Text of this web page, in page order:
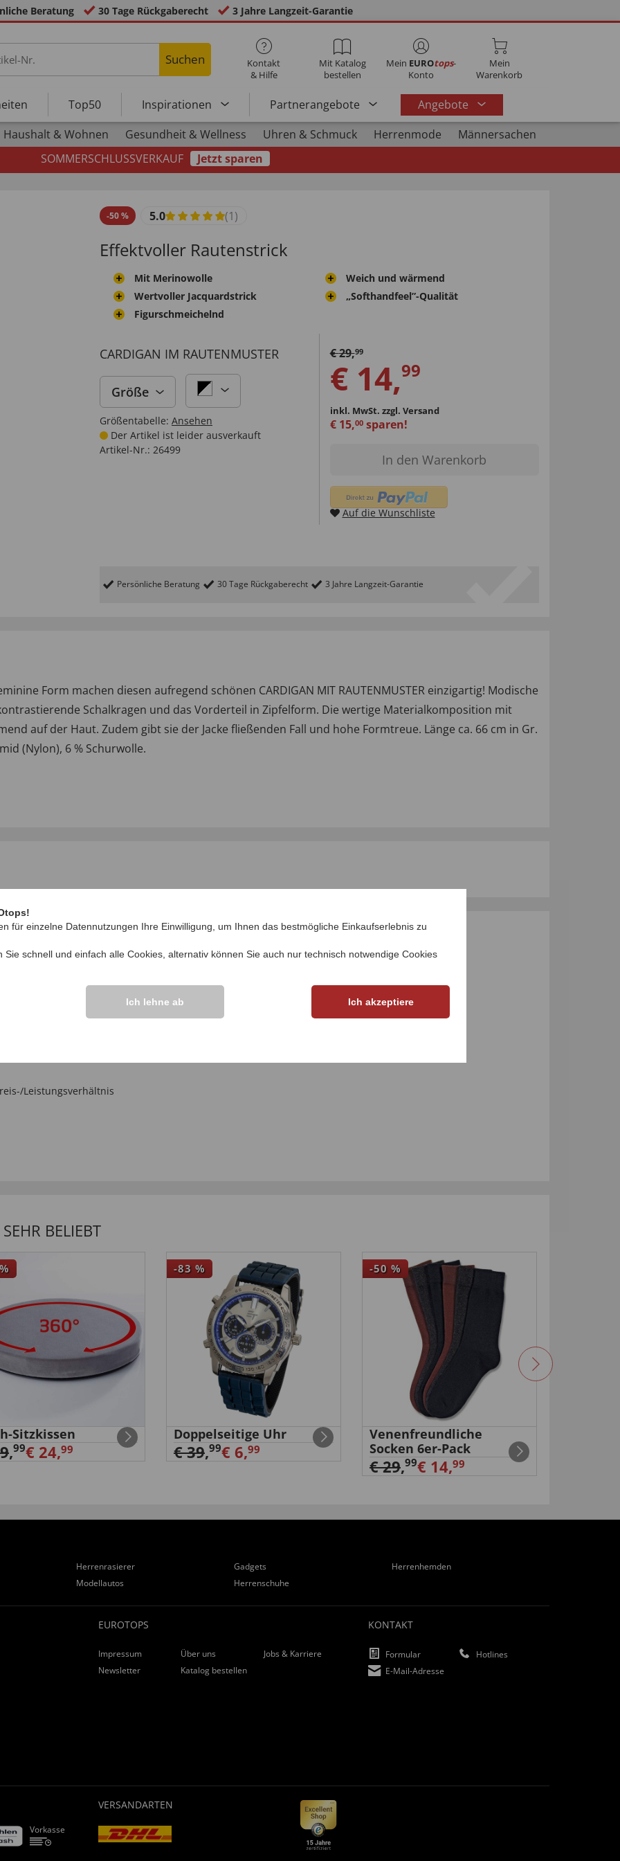
Beratung 30 Tage Rückgaberecht 3 Jahre Langzeit-Garantie
Suchen
Kontakt
& Hilfe
Mit Katalog
bestellen
Mein EUROtops-
Konto
Mein
Warenkorb
Top50 Inspirationen Partnerangebote
Angebote
Haushalt & Wohnen Gesundheit & Wellness Uhren & Schmuck Herrenmode
Männersachen
SOMMERSCHLUSSVERKAUF
Jetzt sparen
-50% 5.0 (1)
Effektvoller Rautenstrick
Mit Merinowolle
Wertvoller Jacquardstrick
Figurschmeichelnd
Weich und wärmend
„Softhandfeel”-Qualität
CARDIGAN IM RAUTENMUSTER
Größe
Größentabelle: Ansehen
Der Artikel ist leider ausverkauft
Artikel-Nr.: 26499
€29,99
€ 14,99
inkl. MwSt. zzgl. Versand
€ 15,00sparen!
In den Warenkorb
Auf die Wunschliste
Persönliche Beratung 30 Tage Rückgaberecht 3 Jahre Langzeit-Garantie
Form machen diesen aufregend schönen CARDIGAN MIT RAUTENMUSTER einzigartig! Modische
Schalkragen und das Vorderteil in Zipfelform. Die wertige Materialkomposition mit
auf der Haut. Zudem gibt sie der Jacke fließenden Fall und hohe Formtreue. Länge ca. 66 cm in Gr.
(Nylon), 6 % Schurwolle.
>>
Leistungsverhältnis
IHRE FRAGEN ZUM PRODUKT
Frage stellen
BELIEBT
%
Sitzkissen
,99€ 24,99
-83 %
Doppelseitige Uhr
€ 39,99€ 6,99
-50 %
Venenfreundliche
Socken 6er-Pack
€ 29,99€ 14,99
Herrenrasierer Gadgets
Herrenhemden
Modellautos Herrenschuhe
EUROTOPS
Impressum Über uns
Jobs & Karriere
Newsletter
Katalog bestellen
KONTAKT
Formular
Hotlines
E-Mail-Adresse
Vorkasse
VERSANDARTEN
für einzelne Datennutzungen Ihre Einwilligung, um Ihnen das bestmögliche Einkaufserlebnis zu
Sie schnell und einfach alle Cookies, alternativ können Sie auch nur technisch notwendige Cookies
Ich lehne ab Ich akzeptiere